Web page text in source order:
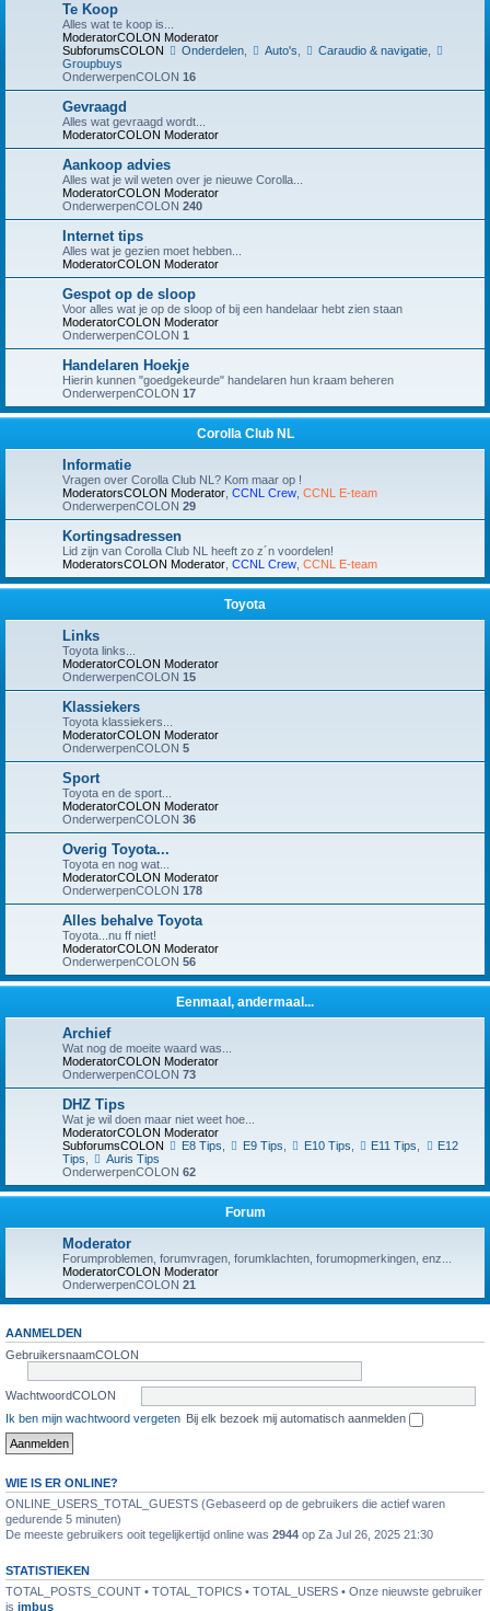
Te Koop
Alles wat te koop is...
ModeratorCOLON Moderator
SubforumsCOLON
Onderdelen, Auto's Caraudio & navigatie,
Groupbuys
OnderwerpenCOLON 16
Gevraagd
Alles wat gevraagd wordt...
ModeratorCOLON Moderator
Aankoop advies
Alles wat je wil weten over je nieuwe Corolla...
ModeratorCOLON Moderator
OnderwerpenCOLON 240
Internet tips
Alles wat je gezien moet hebben...
ModeratorCOLON Moderator
Gespot op de sloop
Voor alles wat je op de sloop of bij een handelaar hebt zien staan
ModeratorCOLON Moderator
OnderwerpenCOLON 1
Handelaren Hoekje
Hierin kunnen "goedgekeurde" handelaren hun kraam beheren
OnderwerpenCOLON 17
Corolla Club NL
Informatie
Vragen over Corolla Club NL? Kom maar op !
ModeratorsCOLON Moderator CCNL Crew CCNL E-team
OnderwerpenCOLON 29
Kortingsadressen
Lid zijn van Corolla Club NL heeft zo z´n voordelen!
ModeratorsCOLON Moderator CCNL Crew CCNL E-team
Toyota
Links
Toyota links...
ModeratorCOLON Moderator
OnderwerpenCOLON 15
Klassiekers
Toyota klassiekers...
ModeratorCOLON Moderator
OnderwerpenCOLON 5
Sport
Toyota en de sport...
ModeratorCOLON Moderator
OnderwerpenCOLON 36
Overig Toyota...
Toyota en nog wat...
ModeratorCOLON Moderator
OnderwerpenCOLON 178
Alles behalve Toyota
Toyota...nu ff niet!
ModeratorCOLON Moderator
OnderwerpenCOLON 56
Eenmaal, andermaal...
Archief
Wat nog de moeite waard was...
ModeratorCOLON Moderator
OnderwerpenCOLON 73
DHZ Tips
Wat je wil doen maar niet weet hoe...
ModeratorCOLON Moderator
SubforumsCOLON
E8 Tips E9 Tips E10 Tips E11 Tips
E12
Tips
Auris Tips
OnderwerpenCOLON 62
Forum
Moderator
Forumproblemen, forumvragen, forumklachten, forumopmerkingen, enz...
ModeratorCOLON Moderator
OnderwerpenCOLON 21
AANMELDEN
GebruikersnaamCOLON
WachtwoordCOLON
Ik ben mijn wachtwoord vergeten Bij elk bezoek mij automatisch aanmelden
WIE IS ER ONLINE?
ONLINE_USERS_TOTAL_GUESTS (Gebaseerd op de gebruikers die actief waren
gedurende 5 minuten)
De meeste gebruikers ooit tegelijkertijd online was 2944 op Za Jul 26, 2025 21:30
STATISTIEKEN
TOTAL_POSTS_COUNT • TOTAL_TOPICS • TOTAL_USERS • Onze nieuwste gebruiker
is jmbus